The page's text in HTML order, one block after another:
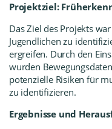
Projektziel:
Das Ziel des Projekts
Jugendlichen zu
ergreifen. Durch den
wurden
potenzielle Risiken für
zu identifizieren.
Ergebnisse und